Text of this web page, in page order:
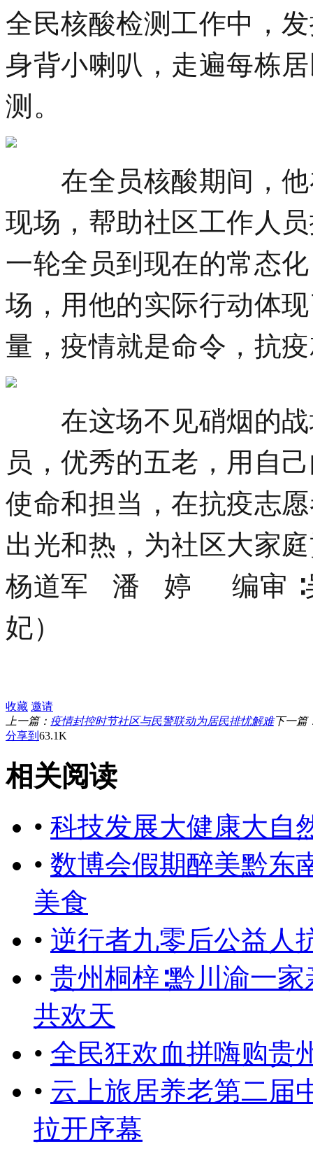
全民核酸检测工作中，
身背小喇叭，走遍每栋
测。
在全员核酸期间，他
现场，帮助社区工作人
一轮全员到现在的常态
场，用他的实际行动体
量，疫情就是命令，抗
在这场不见硝烟的战
员，优秀的五老，用自
使命和担当，在抗疫志
出光和热，为社区大家
杨道军 潘 婷 编审
妃）
收藏 邀请
上一篇： 疫情封控时节社区与民警联动为居民排忧解难下一篇
分享到 63.1K
相关阅读
• 科技发展大健康大自
• 数博会假期醉美黔东
美食
• 逆行者九零后公益人
• 贵州桐梓∶黔川渝一
共欢天
• 全民狂欢血拼嗨购贵
• 云上旅居养老第二届
拉开序幕